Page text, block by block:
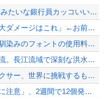
【悲報】 ワイ「半沢直樹みたいな銀行員カッコいい」銀行員の友人「あんな奴居ねえよ...
【悲報】女性「男への最大ダメージはこれ」←お前ら耐えられる？
【悲報】太鼓の達人、お馴染みのフォントの使用料が年間6万から年間320万になった...
中国、三峡ダムが全開放流。長江流域で深刻な洪水被害
【悲報】超有名キックボクサー、世界に挑戦するも衝撃的KO負けしてしまう…
豪雨で流出「北朝鮮地雷に注意」、2週間で12個発見…韓国北西部！